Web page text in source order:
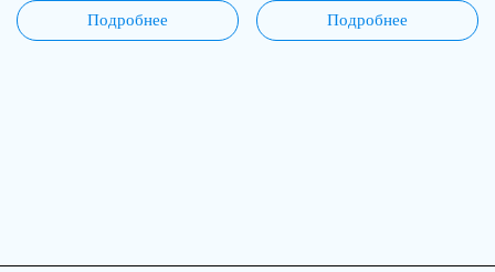
Подробнее Подробнее